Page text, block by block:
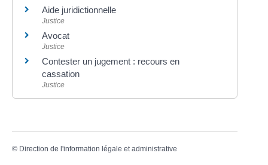
Aide juridictionnelle
Justice
Avocat
Justice
Contester un jugement : recours en
cassation
Justice
© Direction de l'information légale et administrative